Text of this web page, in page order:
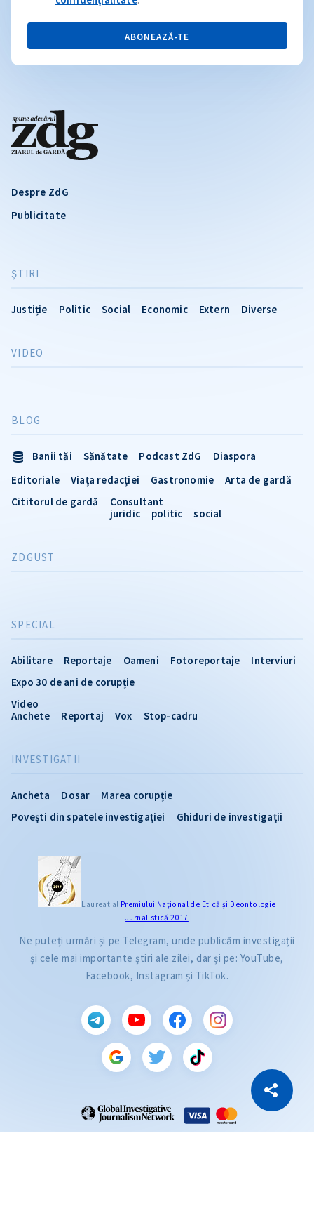
Copiază Link
Despre ZdG
Publicitate
ŞTIRI
Justiție Politic Social Economic Extern Diverse
INVESTIGATII
Ancheta Dosar
Marea corupție
Povești din spatele investigației
Ghiduri de investigații
VIDEO
SPECIAL
Abilitare Reportaje Oameni Fotoreportaje
Interviuri
Expo 30 de ani de corupție
Video
Anchete
Reportaj Vox Stop-cadru
BLOG
Banii tăi Sănătate Podcast ZdG
Diaspora
Editoriale
Viața redacției Gastronomie
Arta de gardă
Cititorul de gardă
Consultant
juridic
politic social
ZDGUST
ABONEAZĂ-TE
Laureat al Premiului Naţional de Etică și Deontologie
Jurnalistică 2017
Ne puteți urmări și pe Telegram, unde publicăm investigații
și cele mai importante știri ale zilei, dar și pe: YouTube,
Facebook, Instagram și TikTok.